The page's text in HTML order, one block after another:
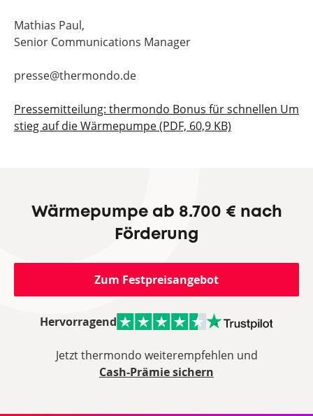
Mathias Paul,
Senior Communications Manager
presse@thermondo.de
Pressemitteilung: thermondo Bonus für schnellen Um
stieg auf die Wärmepumpe (PDF, 60,9 KB)
Wärmepumpe ab 8.700 € nach
Förderung
Zum Festpreisangebot
Hervorragend
Jetzt thermondo weiterempfehlen und
Cash-Prämie sichern